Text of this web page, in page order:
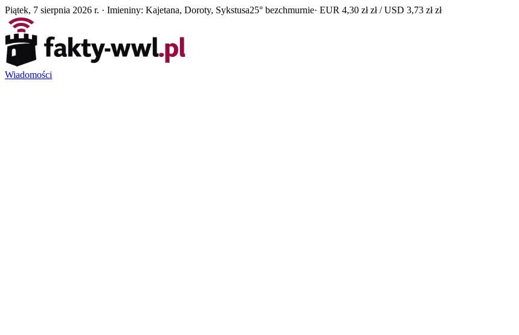
Piątek, 7 sierpnia 2026 r. · Imieniny: Kajetana, Doroty, Sykstusa25° bezchmurnie· EUR 4,30 zł zł / USD 3,73 zł zł
Wiadomości